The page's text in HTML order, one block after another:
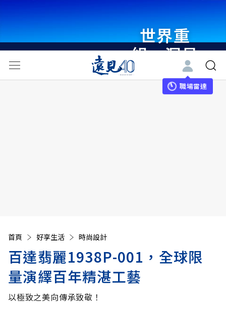
世界重
組・洞見
未來 與
世界領袖
職場雷達
首頁 好享生活 時尚設計
百達翡麗1938P-001，全球限
量演繹百年精湛工藝
以極致之美向傳承致敬！